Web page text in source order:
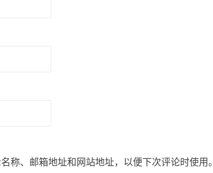
称、邮箱地址和网站地址，以便下次评论时使用。